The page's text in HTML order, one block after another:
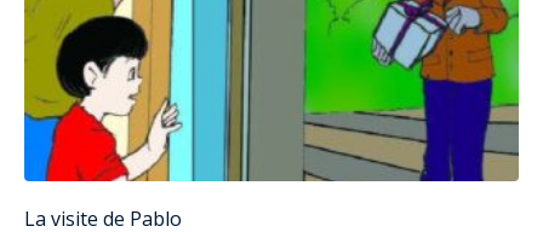
La visite de Pablo